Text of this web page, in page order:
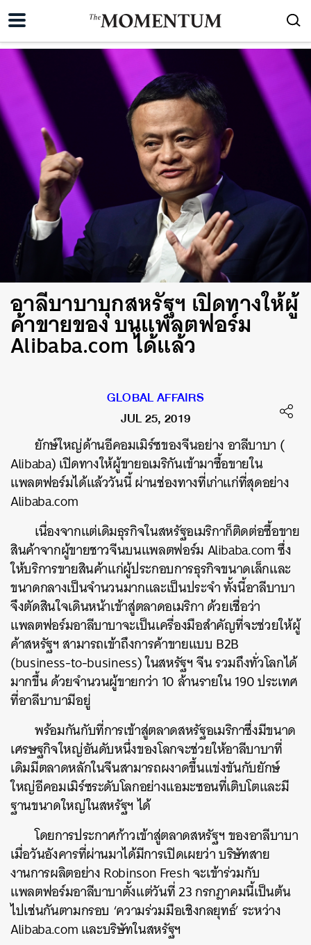
อาลีบาบาบุกสหรัฐฯ เปิดทางให้ผู้
ค้าขายของ บนแพลตฟอร์ม
Alibaba.com ได้แล้ว
GLOBAL AFFAIRS
JUL 25, 2019
ยักษ์ใหญ่ด้านอีคอมเมิร์ซของจีนอย่าง อาลีบาบา (
Alibaba) เปิดทางให้ผู้ขายอเมริกันเข้ามาซื้อขายใน
แพลตฟอร์มได้แล้ววันนี้ ผ่านช่องทางที่เก่าแก่ที่สุดอย่าง
Alibaba.com
เนื่องจากแต่เดิมธุรกิจในสหรัฐอเมริกาก็ติดต่อซื้อขาย
สินค้าจากผู้ขายชาวจีนบนแพลตฟอร์ม Alibaba.com ซึ่ง
ให้บริการขายสินค้าแก่ผู้ประกอบการธุรกิจขนาดเล็กและ
ขนาดกลางเป็นจำนวนมากและเป็นประจำ ทั้งนี้อาลีบาบา
จึงตัดสินใจเดินหน้าเข้าสู่ตลาดอเมริกา ด้วยเชื่อว่า
แพลตฟอร์มอาลีบาบาจะเป็นเครื่องมือสำคัญที่จะช่วยให้ผู้
ค้าสหรัฐฯ สามารถเข้าถึงการค้าขายแบบ B2B
(business-to-business) ในสหรัฐฯ จีน รวมถึงทั่วโลกได้
มากขึ้น ด้วยจำนวนผู้ขายกว่า 10 ล้านรายใน 190 ประเทศ
ที่อาลีบาบามีอยู่
พร้อมกันกับที่การเข้าสู่ตลาดสหรัฐอเมริกาซึ่งมีขนาด
เศรษฐกิจใหญ่อันดับหนึ่งของโลกจะช่วยให้อาลีบาบาที่
เดิมมีตลาดหลักในจีนสามารถผงาดขึ้นแข่งขันกับยักษ์
ใหญ่อีคอมเมิร์ซระดับโลกอย่างแอมะซอนที่เติบโตและมี
ฐานขนาดใหญ่ในสหรัฐฯ ได้
โดยการประกาศก้าวเข้าสู่ตลาดสหรัฐฯ ของอาลีบาบา
เมื่อวันอังคารที่ผ่านมาได้มีการเปิดเผยว่า บริษัทสาย
งานการผลิตอย่าง Robinson Fresh จะเข้าร่วมกับ
แพลตฟอร์มอาลีบาบาตั้งแต่วันที่ 23 กรกฎาคมนี้เป็นต้น
ไปเช่นกันตามกรอบ ‘ความร่วมมือเชิงกลยุทธ์’ ระหว่าง
Alibaba.com และบริษัทในสหรัฐฯ